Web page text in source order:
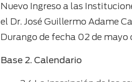
Nuevo Ingreso a las
el Dr. José Guillermo Adame
Durango de fecha 02 de mayo
Base 2. Calendario